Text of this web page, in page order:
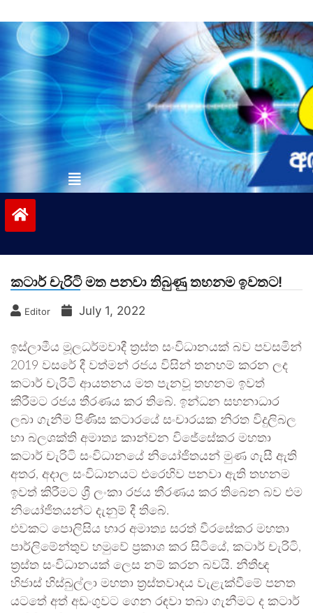
to
contentvinivida.lk
කටාර් චැරිටි මත පනවා තිබුණු තහනම ඉවතට!
Editor July 1, 2022
ඉස්ලාමීය මූලධර්මවාදී ත්‍රස්ත සංවිධානයක් බව පවසමින්
2019 වසරේ දී වත්මන් රජය විසින් තනහම් කරන ලද
කටාර් චැරිටි ආයතනය මත පැනවූ තහනම ඉවත්
කිරීමට රජය තීරණය කර තිබේ. ඉන්ධන සහනාධාර
ලබා ගැනීම පිණිස කටාරයේ සංචාරයක නිරත විදුලිබල
හා බලශක්ති අමාත්‍ය කාන්චන විජේසේකර මහතා
කටාර් චැරිටි සංවිධානයේ නියෝජිතයන් මුණ ගැසී ඇති
අතර, අදාල සංවිධානයට එරෙහිව පනවා ඇති තහනම
ඉවත් කිරීමට ශ්‍රී ලංකා රජය තීරණය කර තිබෙන බව එම
නියෝජිතයන්ට දැනුම් දී තිබේ.
එවකට පොලිසිය භාර අමාත්‍ය සරත් වීරසේකර මහතා
පාර්ලිමේන්තුව හමුවේ ප්‍රකාශ කර සිටියේ, කටාර් චැරිටි,
ත්‍රස්ත සංවිධානයක් ලෙස නම් කරන බවයි. නීතීඥ
හිජාස් හිස්බුල්ලා මහතා ත්‍රස්තවාදය වැළැක්වීමේ පනත
යටතේ අත් අඩංගුවට ගෙන රඳවා තබා ගැනීමට ද කටාර්